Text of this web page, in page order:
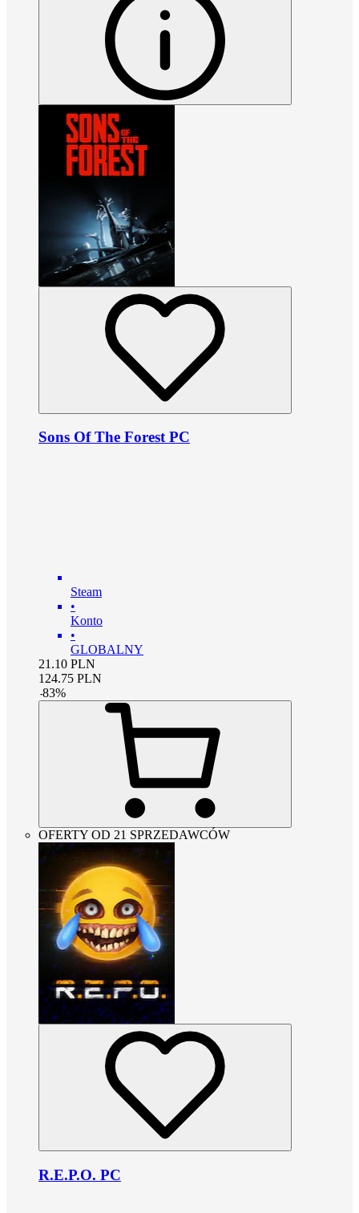
Sons Of The Forest PC
Steam
•
Konto
•
GLOBALNY
21.10 PLN
124.75 PLN
-83%
OFERTY OD 21 SPRZEDAWCÓW
R.E.P.O. PC